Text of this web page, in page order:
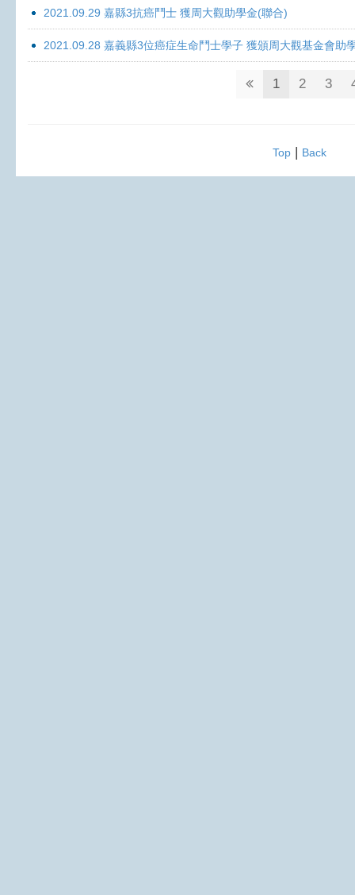
2021.09.29 嘉縣3抗癌鬥士 獲周大觀助學金(聯合)
2021.09.28 嘉義縣3位癌症生命鬥士學子 獲頒周大觀基金會助
1 2 3
Top| Back